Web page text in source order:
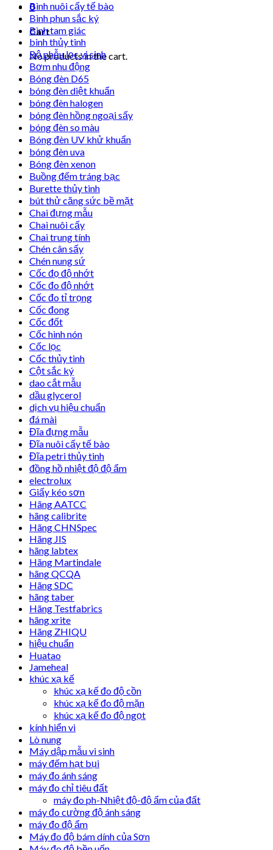
0
Cart
No products in the cart.
Bình nuôi cấy tế bào
Bình phun sắc ký
Bình tam giác
bình thủy tinh
Bộ phễu lọc vi sinh
Bơm nhu động
Bóng đèn D65
bóng đèn diệt khuẩn
bóng đèn halogen
bóng đèn hồng ngoại sấy
bóng đèn so màu
Bóng đèn UV khử khuẩn
bóng đèn uva
Bóng đèn xenon
Buồng đếm tráng bạc
Burette thủy tinh
bút thử căng sức bề mặt
Chai đựng mẫu
Chai nuôi cấy
Chai trung tính
Chén cân sấy
Chén nung sứ
Cốc đọ độ nhớt
Cốc đo độ nhớt
Cốc đo tỉ trọng
Cốc đong
Cốc đốt
Cốc hình nón
Cốc lọc
Cốc thủy tinh
Cột sắc ký
dao cắt mẫu
dầu glycerol
dịch vụ hiệu chuẩn
đá mài
Đĩa đựng mẫu
Đĩa nuôi cấy tế bào
Đĩa petri thủy tinh
đồng hồ nhiệt độ độ ẩm
electrolux
Giấy kéo sơn
Hãng AATCC
hãng calibrite
Hãng CHNSpec
Hãng JIS
hãng labtex
Hãng Martindale
hãng QCQA
Hãng SDC
hãng taber
Hãng Testfabrics
hãng xrite
Hãng ZHIQU
hiệu chuẩn
Huatao
Jameheal
khúc xạ kế
khúc xạ kế đo độ cồn
khúc xạ kế đo độ mặn
khúc xạ kế đo độ ngọt
kính hiển vi
Lò nung
Máy dập mẫu vi sinh
máy đếm hạt bụi
máy đo ánh sáng
máy đo chỉ tiêu đất
máy đo ph-Nhiệt độ-độ ẩm của đất
máy đo cường độ ánh sáng
máy đo độ ẩm
Máy đo độ bám dính của Sơn